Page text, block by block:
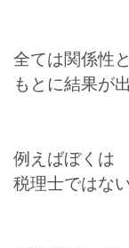
全ては関係性
もとに結果が
例えばぼくは
税理士ではな